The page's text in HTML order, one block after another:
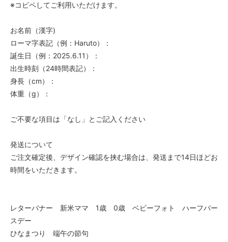
※コピペしてご利用いただけます。
お名前（漢字)
ローマ字表記（例：Haruto）：
誕生日（例：2025.6.11）：
出生時刻（24時間表記）：
身長（cm）：
体重（g）：
ご不要な項目は「なし」とご記入ください
発送について
ご注文確定後、デザイン確認を挟む場合は、発送まで14日ほどお
時間をいただきます。
レターバナー 新米ママ 1歳 0歳 ベビーフォト ハーフバー
スデー
ひなまつり 端午の節句